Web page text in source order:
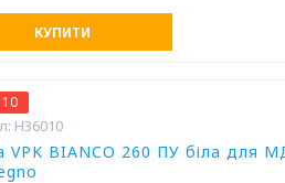
КУПИТИ
H36010
VPK BIANCO 260 ПУ біла для